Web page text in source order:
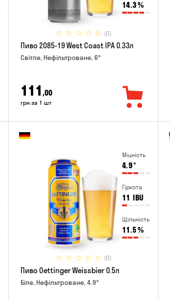
14.3%
(0)
Пиво 2085-19 West Coast IPA 0.33л
Світле, Нефільтроване, 6°
111 ,00
грн за 1 шт
Міцність
4.9°
Гіркота
11 IBU
Щільність
11.5%
(0)
Пиво Oettinger Weissbier 0.5л
Біле, Нефільтроване, 4.9°